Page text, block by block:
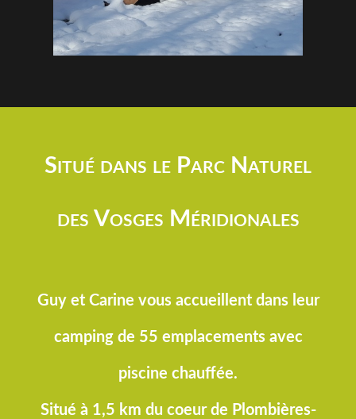
Situé dans le Parc Naturel
des Vosges Méridionales
Guy et Carine vous accueillent dans leur
camping de 55 emplacements avec
piscine chauffée.
Situé à 1,5 km du coeur de Plombières-